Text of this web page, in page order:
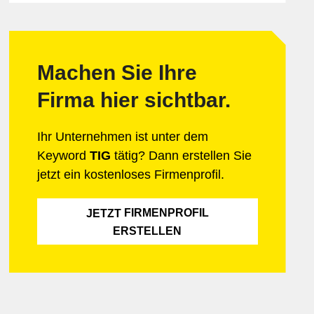
Lebensmittel
Möbel & Einrichtung
Schmuck & Uhren
Sicherheit
Unternehmensberatung
Machen Sie Ihre
Firma hier sichtbar.
Ihr Unternehmen ist unter dem
KeywordTIG tätig? Dann erstellen Sie
jetzt ein kostenloses Firmenprofil.
JETZT FIRMENPROFIL
ERSTELLEN